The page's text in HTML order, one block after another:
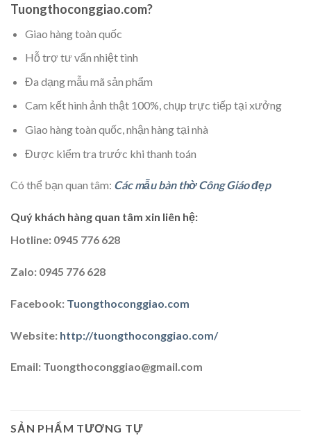
Tuongthoconggiao.com?
Giao hàng toàn quốc
Hỗ trợ tư vấn nhiệt tình
Đa dạng mẫu mã sản phẩm
Cam kết hình ảnh thật 100%, chụp trực tiếp tại xưởng
Giao hàng toàn quốc, nhận hàng tại nhà
Được kiểm tra trước khi thanh toán
Có thể bạn quan tâm: Các mẫu bàn thờ Công Giáo đẹp
Quý khách hàng quan tâm xin liên hệ:
Hotline: 0945 776 628
Zalo: 0945 776 628
Facebook: Tuongthoconggiao.com
Website: http://tuongthoconggiao.com/
Email: Tuongthoconggiao@gmail.com
SẢN PHẨM TƯƠNG TỰ